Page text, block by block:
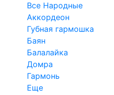
Все Народные
Аккордеон
Губная гармошка
Баян
Балалайка
Домра
Гармонь
Еще